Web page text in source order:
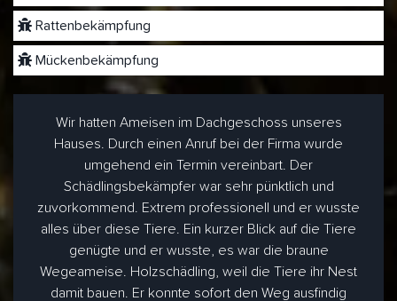
Rattenbekämpfung
Mückenbekämpfung
Wir hatten Ameisen im Dachgeschoss unseres
Hauses. Durch einen Anruf bei der Firma wurde
umgehend ein Termin vereinbart. Der
Schädlingsbekämpfer war sehr pünktlich und
zuvorkommend. Extrem professionell und er wusste
alles über diese Tiere. Ein kurzer Blick auf die Tiere
genügte und er wusste, es war die braune
Wegeameise. Holzschädling, weil die Tiere ihr Nest
damit bauen. Er konnte sofort den Weg ausfindig